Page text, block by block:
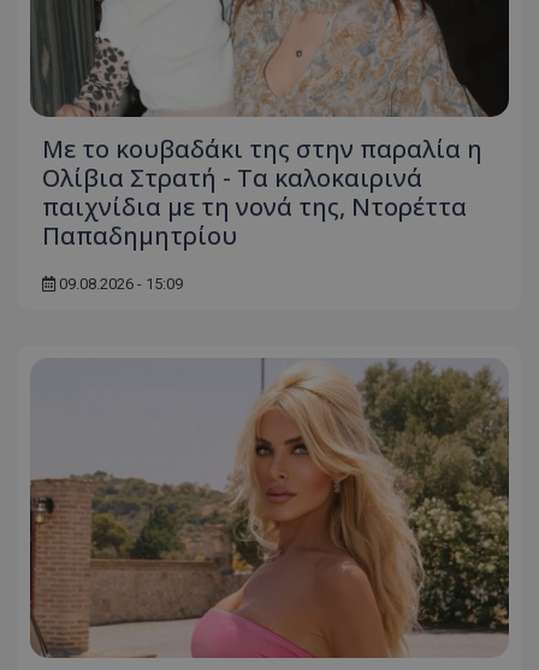
Με το κουβαδάκι της στην παραλία η
Ολίβια Στρατή - Τα καλοκαιρινά
παιχνίδια με τη νονά της, Ντορέττα
Παπαδημητρίου
09.08.2026 - 15:09